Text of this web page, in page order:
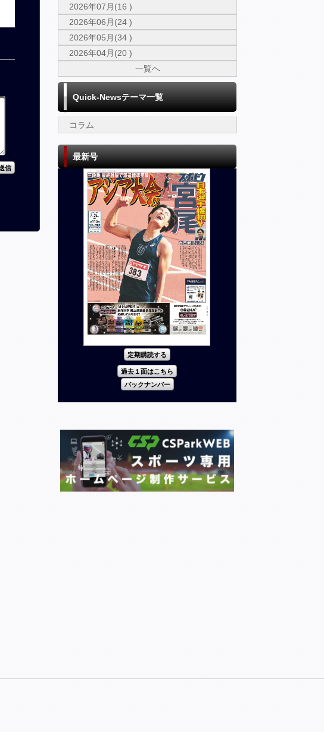
2026年07月(16 )
2026年06月(24 )
2026年05月(34 )
2026年04月(20 )
一覧へ
Quick-Newsテーマ一覧
コラム
最新号
定期購読する
過去１面はこちら
バックナンバー